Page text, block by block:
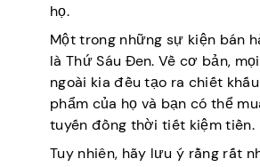
họ.
Một trong những sự kiện bán
là Thứ Sáu Đen. Về cơ bản,
ngoài kia đều tạo ra chiết
phẩm của họ và bạn có thể
tuyến đồng thời tiết kiệm tiền.
Tuy nhiên, hãy lưu ý rằng rất